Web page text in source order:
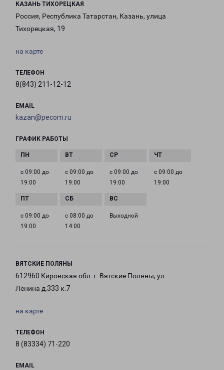
КАЗАНЬ ТИХОРЕЦКАЯ
Россия, Республика Татарстан, Казань, улица
Тихорецкая, 19
на карте
ТЕЛЕФОН
8(843) 211-12-12
EMAIL
kazan@pecom.ru
ГРАФИК РАБОТЫ
с 09:00 до
19:00
с 09:00 до
19:00
с 09:00 до
19:00
с 09:00 до
19:00
с 09:00 до
19:00
с 08:00 до
14:00
Выходной
ВЯТСКИЕ ПОЛЯНЫ
612960 Кировская обл. г. Вятские Поляны, ул.
Ленина д.333 к.7
на карте
ТЕЛЕФОН
8 (83334) 71-220
EMAIL